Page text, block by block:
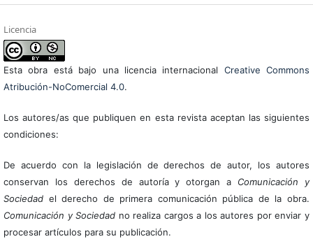
Licencia
Esta obra está bajo una licencia internacional Creative Commons
Atribución-NoComercial 4.0.
Los autores/as que publiquen en esta revista aceptan las siguientes
condiciones:
De acuerdo con la legislación de derechos de autor, los autores
conservan los derechos de autoría y otorgan a Comunicación y
Sociedadel derecho de primera comunicación pública de la obra.
Comunicación y Sociedad no realiza cargos a los autores por enviar y
procesar artículos para su publicación.